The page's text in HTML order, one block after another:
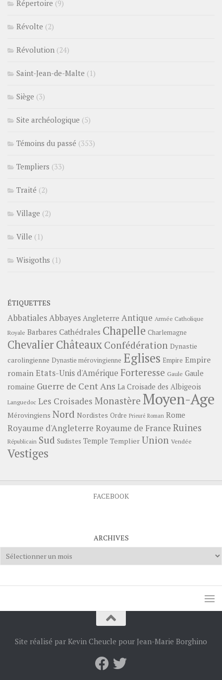
Répertoire (9)
Révolte (2)
Révolution (24)
Saint-Jean-de-Malte (1)
Siège (3)
Site archéologique (5)
Témoins du passé (353)
Templiers (33)
Traité (2)
Village (2)
Ville (1)
Wisigoths (1)
ÉTIQUETTES
Abbatiales Abbayes Angleterre Antique Armée Catholique
Royale Barbares Cathédrales Chapelle Charlemagne
ChevalierChâteauxConfédération Dynastie
carolingienne Dynastie mérovingienne Eglises Empire Empire
romainEtats-Unis d'Amérique Forteresse Gaule Gaule
romaine Guerre de Cent Ans La Croisade des Albigeois
Languedoc Les Croisades Monastère Moyen-Age
Mérovingiens Nord Nordistes Ordre Prieuré Roman Rome
Royaume d'Angleterre Royaume de France Ruines
Républicain Sud Sudistes Temple Templier Union Vendée
Vestiges
FACEBOOK
ARCHIVES
Archives
Site réalisé par Kevin Cheucle pour Jean-Marie Borghino